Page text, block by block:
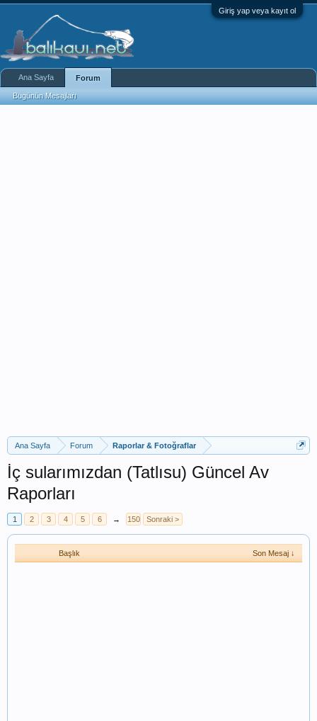
Giriş yap veya kayıt ol
Ana Sayfa Forum Raporlar & Fotoğraflar
İç sularımızdan (Tatlısu) Güncel Av
Raporları
1 2 3 4 5 6 → 150 Sonraki >
Başlık Son Mesaj ↓
Ana Sayfa Forum
Bugünün Mesajları